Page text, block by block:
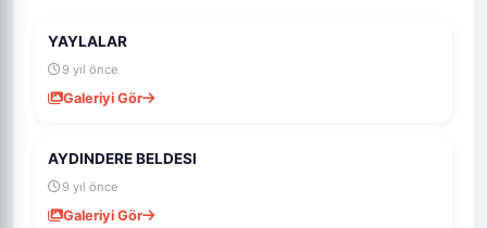
984
YAYLALAR
9 yıl önce
Galeriyi Gör
1K
AYDINDERE BELDESI
9 yıl önce
Galeriyi Gör